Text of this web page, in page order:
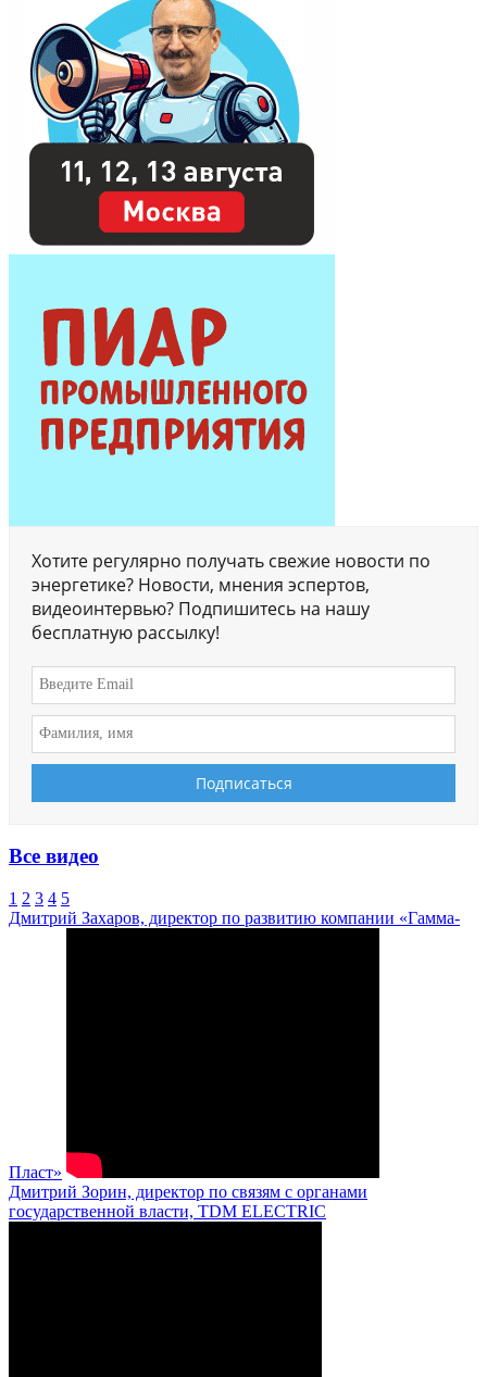
Хотите регулярно получать свежие новости по
энергетике? Новости, мнения эспертов,
видеоинтервью? Подпишитесь на нашу
бесплатную рассылку!
Все видео
1 2 3 4 5
Дмитрий Захаров, директор по развитию компании «Гамма-
Пласт»
Дмитрий Зорин, директор по связям с органами
государственной власти, TDM ELECTRIC